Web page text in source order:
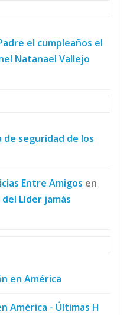
el cumpleaños el
Natanael Vallejo
de seguridad de los
Entre Amigos en
Líder jamás
en América
América - Últimas H